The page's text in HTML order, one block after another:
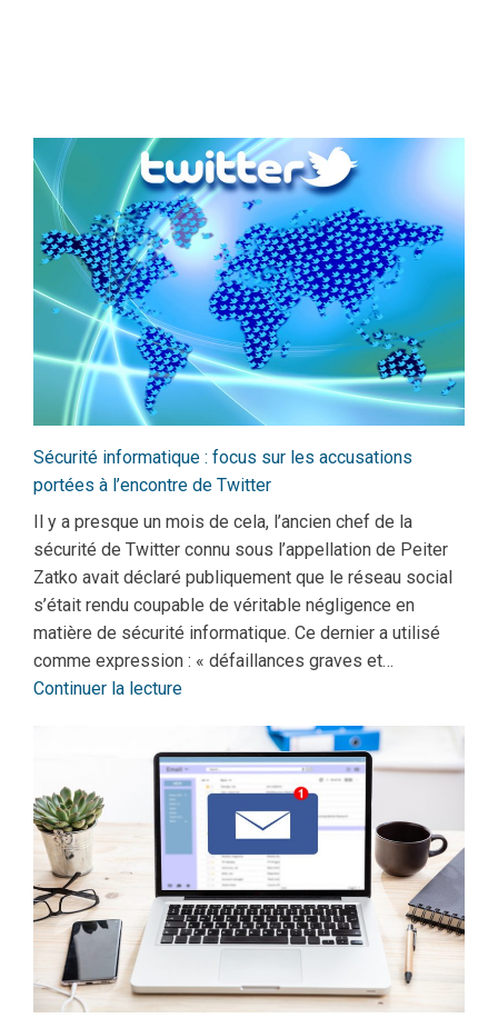
Sécurité informatique : focus sur les accusations
portées à l’encontre de Twitter
Il y a presque un mois de cela, l’ancien chef de la
sécurité de Twitter connu sous l’appellation de Peiter
Zatko avait déclaré publiquement que le réseau social
s’était rendu coupable de véritable négligence en
matière de sécurité informatique. Ce dernier a utilisé
comme expression : « défaillances graves et…
Continuer la lecture